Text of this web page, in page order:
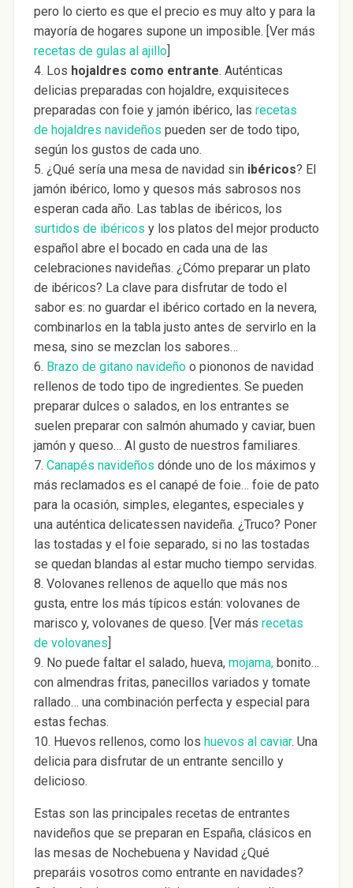
pero lo cierto es que el precio es muy alto y para la
mayoría de hogares supone un imposible. [Ver más
recetas de gulas al ajillo]
4. Los hojaldres como entrante. Auténticas
delicias preparadas con hojaldre, exquisiteces
preparadas con foie y jamón ibérico, las recetas
de hojaldres navideños pueden ser de todo tipo,
según los gustos de cada uno.
5. ¿Qué sería una mesa de navidad sin ibéricos? El
jamón ibérico, lomo y quesos más sabrosos nos
esperan cada año. Las tablas de ibéricos, los
surtidos de ibéricos y los platos del mejor producto
español abre el bocado en cada una de las
celebraciones navideñas. ¿Cómo preparar un plato
de ibéricos? La clave para disfrutar de todo el
sabor es: no guardar el ibérico cortado en la nevera,
combinarlos en la tabla justo antes de servirlo en la
mesa, sino se mezclan los sabores…
6. Brazo de gitano navideñoo piononos de navidad
rellenos de todo tipo de ingredientes. Se pueden
preparar dulces o salados, en los entrantes se
suelen preparar con salmón ahumado y caviar, buen
jamón y queso… Al gusto de nuestros familiares.
7. Canapés navideños dónde uno de los máximos y
más reclamados es el canapé de foie… foie de pato
para la ocasión, simples, elegantes, especiales y
una auténtica delicatessen navideña. ¿Truco? Poner
las tostadas y el foie separado, si no las tostadas
se quedan blandas al estar mucho tiempo servidas.
8. Volovanes rellenos de aquello que más nos
gusta, entre los más típicos están: volovanes de
marisco y, volovanes de queso. [Ver más recetas
de volovanes]
9. No puede faltar el salado, hueva, mojama,bonito…
con almendras fritas, panecillos variados y tomate
rallado… una combinación perfecta y especial para
estas fechas.
10. Huevos rellenos, como los huevos al caviar. Una
delicia para disfrutar de un entrante sencillo y
delicioso.
Estas son las principales recetas de entrantes
navideños que se preparan en España, clásicos en
las mesas de Nochebuena y Navidad ¿Qué
preparáis vosotros como entrante en navidades?